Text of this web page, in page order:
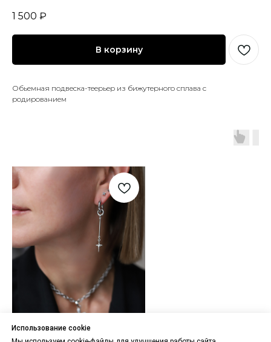
Использование cookie
1 500 ₽
В корзину
Обьемная подвеска-теерьер из бижутерного сплава с
родированием